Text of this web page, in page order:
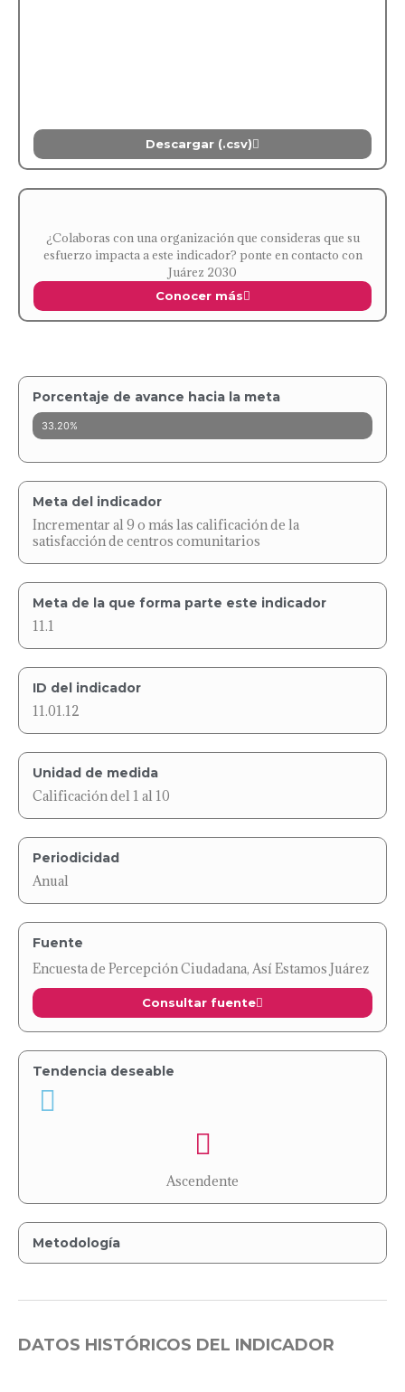
Porcentaje de avance hacia la meta
33.20%
Meta del indicador
Incrementar al 9 o más las calificación de la
satisfacción de centros comunitarios
Meta de la que forma parte este indicador
11.1
ID del indicador
11.01.12
Unidad de medida
Calificación del 1 al 10
Periodicidad
Anual
Fuente
Encuesta de Percepción Ciudadana, Así Estamos Juárez
Consultar fuente
Tendencia deseable
Ascendente
Metodología
DATOS HISTÓRICOS DEL INDICADOR
Descargar (.csv)
¿Colaboras con una organización que consideras que su
esfuerzo impacta a este indicador? ponte en contacto con
Juárez 2030
Conocer más